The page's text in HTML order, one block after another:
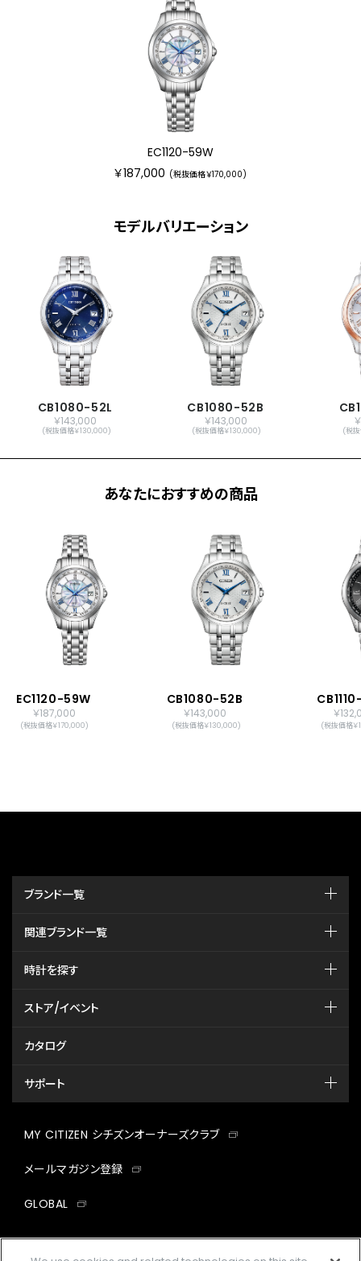
受信局自動選択機能
定時受信機能
強制受信機能
パーペチュアルカレンダー
日付表示
ダイレクトフライト
ワールドタイム機能(26時差)
パーフェックス(JIS1種耐磁、衝撃検知機
能、針自動補正機能)
CITIZENご登録で国内保証5年間)
EC1120-59W
￥187,000 (税抜価格￥170,000)
モデルバリエーション
CB1080-52L
￥143,000
(税抜価格￥130,000)
CB1080-52B
￥143,000
(税抜価格￥130,000) (税
あなたにおすすめの商品
EC1120-59W
￥187,000
(税抜価格￥170,000)
CB1080-52B
￥143,000
(税抜価格￥130,000)
￥
(税抜価格
ブランド一覧
関連ブランド一覧
時計を探す
ストア/イベント
カタログ
サポート
MY CITIZEN シチズンオーナーズクラブ
メールマガジン登録
GLOBAL